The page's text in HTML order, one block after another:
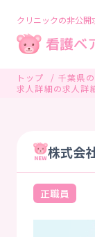
クリニックの非公開
トップ 千葉県
求人詳細の求人詳
株式会
正職員